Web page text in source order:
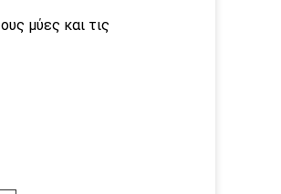
μύες και τις